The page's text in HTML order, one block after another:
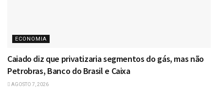
ECONOMIA
Caiado diz que privatizaria segmentos do gás, mas não
Petrobras, Banco do Brasil e Caixa
AGOSTO 7, 2026